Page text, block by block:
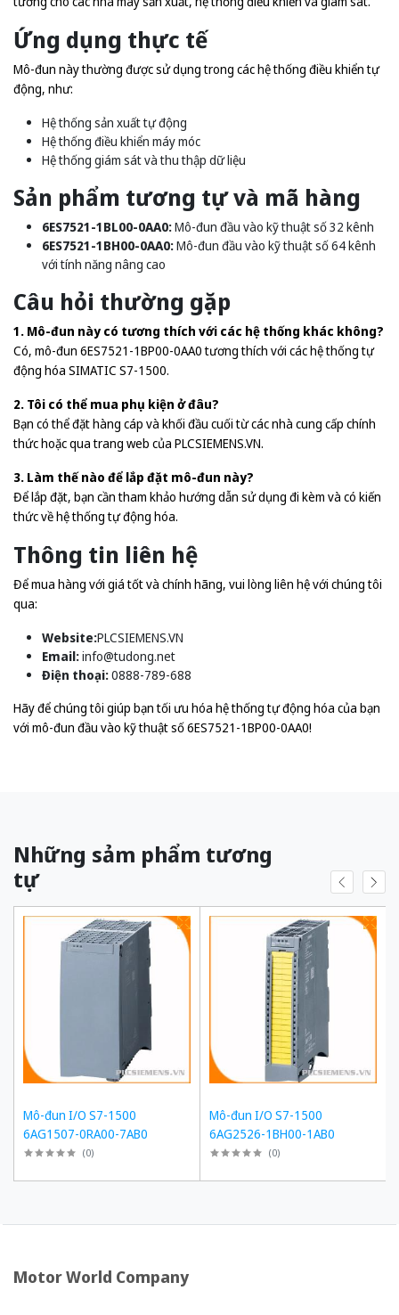
Ứng dụng thực tế
Mô-đun này thường được sử dụng trong các hệ thống điều khiển tự
động, như:
Hệ thống sản xuất tự động
Hệ thống điều khiển máy móc
Hệ thống giám sát và thu thập dữ liệu
Sản phẩm tương tự và mã hàng
6ES7521-1BL00-0AA0:Mô-đun đầu vào kỹ thuật số 32 kênh
6ES7521-1BH00-0AA0:Mô-đun đầu vào kỹ thuật số 64 kênh
với tính năng nâng cao
Câu hỏi thường gặp
1. Mô-đun này có tương thích với các hệ thống khác không?
Có, mô-đun 6ES7521-1BP00-0AA0 tương thích với các hệ thống tự
động hóa SIMATIC S7-1500.
2. Tôi có thể mua phụ kiện ở đâu?
Bạn có thể đặt hàng cáp và khối đầu cuối từ các nhà cung cấp chính
thức hoặc qua trang web của PLCSIEMENS.VN.
3. Làm thế nào để lắp đặt mô-đun này?
Để lắp đặt, bạn cần tham khảo hướng dẫn sử dụng đi kèm và có kiến
thức về hệ thống tự động hóa.
Thông tin liên hệ
Để mua hàng với giá tốt và chính hãng, vui lòng liên hệ với chúng tôi
qua:
Website:PLCSIEMENS.VN
Email:info@tudong.net
Điện thoại:0888-789-688
Hãy để chúng tôi giúp bạn tối ưu hóa hệ thống tự động hóa của bạn
với mô-đun đầu vào kỹ thuật số 6ES7521-1BP00-0AA0!
Những sảm phẩm tương
tự
Mô-đun I/O S7-1500
6AG1507-0RA00-7AB0
(0)
Mô-đun I/O S7-1500
6AG2526-1BH00-1AB0
(0)
Motor World Company